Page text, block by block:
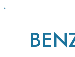
ütülenir.